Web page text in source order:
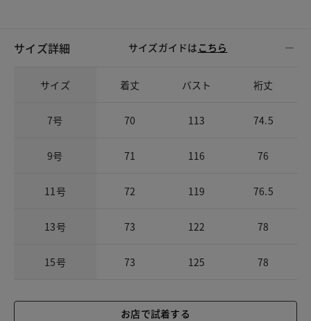
サイズ詳細 サイズガイドは こちら
サイズ 着丈 バスト 裄丈
7号 70 113 74.5
9号 71 116 76
11号 72 119 76.5
13号 73 122 78
15号 73 125 78
お店で試着する